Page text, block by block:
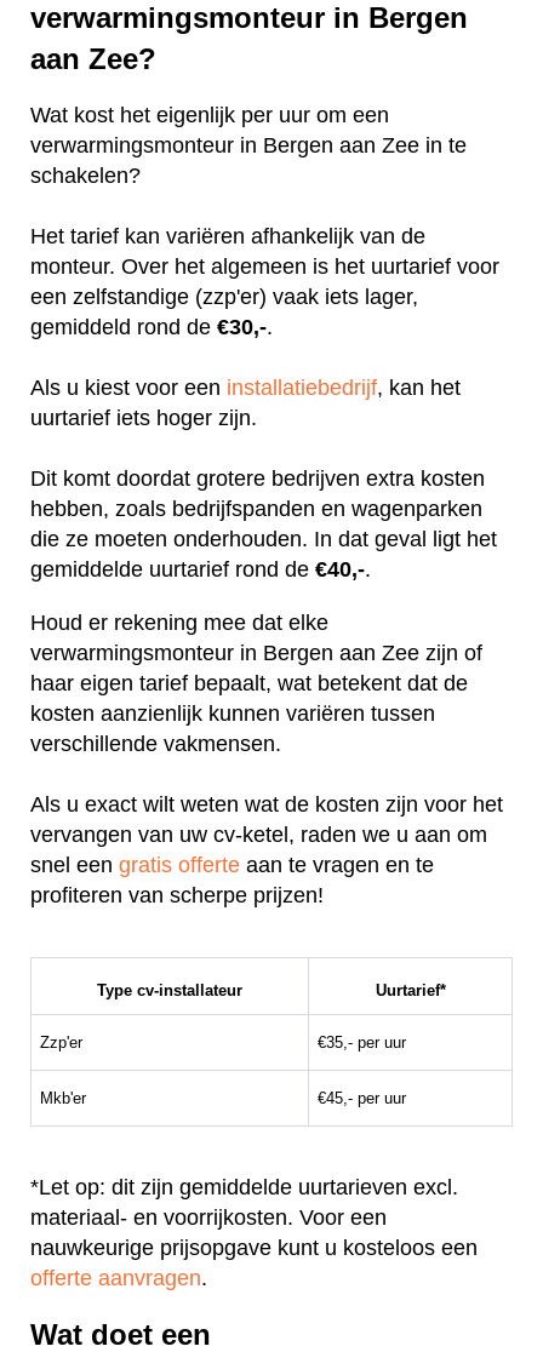
verwarmingsmonteur in Bergen
aan Zee?
Wat kost het eigenlijk per uur om een
verwarmingsmonteur in Bergen aan Zee in te
schakelen?
Het tarief kan variëren afhankelijk van de
monteur. Over het algemeen is het uurtarief voor
een zelfstandige (zzp'er) vaak iets lager,
gemiddeld rond de €30,-.
Als u kiest voor een installatiebedrijf, kan het
uurtarief iets hoger zijn.
Dit komt doordat grotere bedrijven extra kosten
hebben, zoals bedrijfspanden en wagenparken
die ze moeten onderhouden. In dat geval ligt het
gemiddelde uurtarief rond de €40,-.
Houd er rekening mee dat elke
verwarmingsmonteur in Bergen aan Zee zijn of
haar eigen tarief bepaalt, wat betekent dat de
kosten aanzienlijk kunnen variëren tussen
verschillende vakmensen.
Als u exact wilt weten wat de kosten zijn voor het
vervangen van uw cv-ketel, raden we u aan om
snel een gratis offerte aan te vragen en te
profiteren van scherpe prijzen!
Type cv-installateur Uurtarief*
Zzp'er €35,- per uur
Mkb'er €45,- per uur
*Let op: dit zijn gemiddelde uurtarieven excl.
materiaal- en voorrijkosten. Voor een
nauwkeurige prijsopgave kunt u kosteloos een
offerte aanvragen.
Wat doet een